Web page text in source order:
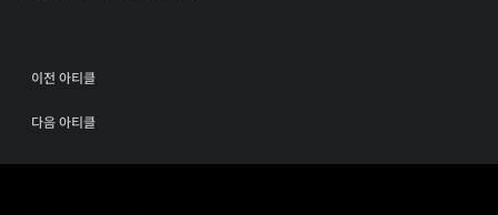
이전 아티클
다음 아티클